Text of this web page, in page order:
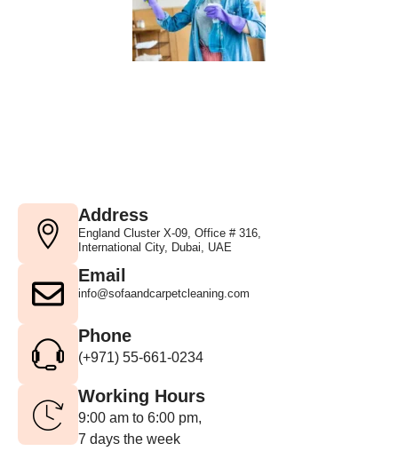
Address
England Cluster X-09, Office # 316,
International City, Dubai, UAE
Email
info@sofaandcarpetcleaning.com
Phone
(+971) 55-661-0234
Working Hours
9:00 am to 6:00 pm,
7 days the week